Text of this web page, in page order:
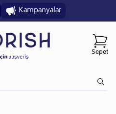
Kampanyalar
Sepet